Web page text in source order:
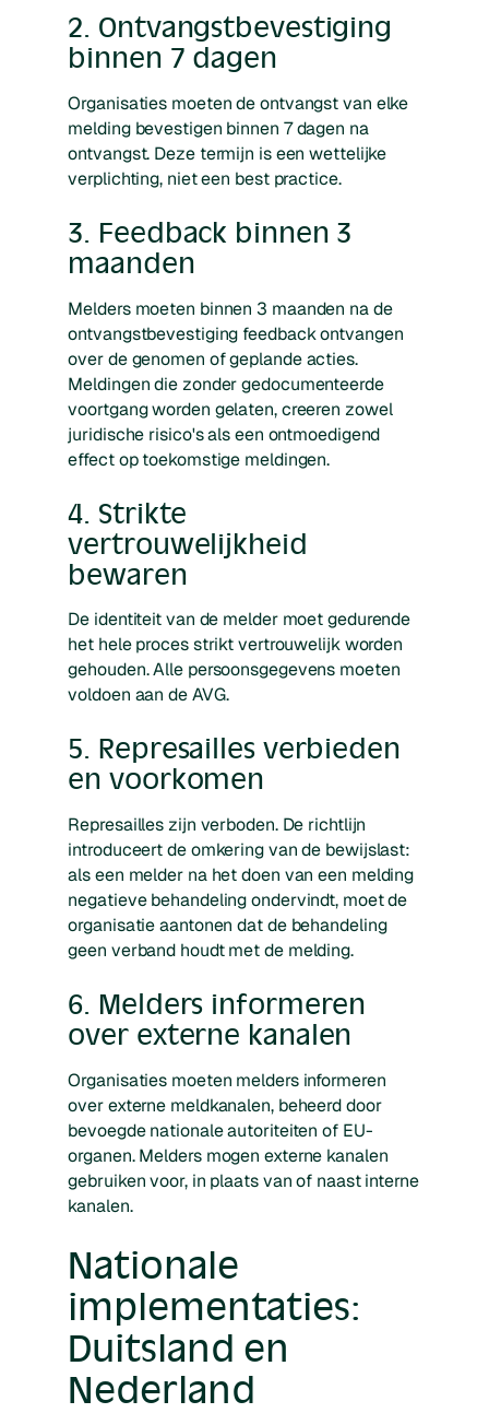
2. Ontvangstbevestiging
binnen 7 dagen
Organisaties moeten de ontvangst van elke
melding bevestigen binnen 7 dagen na
ontvangst. Deze termijn is een wettelijke
verplichting, niet een best practice.
3. Feedback binnen 3
maanden
Melders moeten binnen 3 maanden na de
ontvangstbevestiging feedback ontvangen
over de genomen of geplande acties.
Meldingen die zonder gedocumenteerde
voortgang worden gelaten, creeren zowel
juridische risico's als een ontmoedigend
effect op toekomstige meldingen.
4. Strikte
vertrouwelijkheid
bewaren
De identiteit van de melder moet gedurende
het hele proces strikt vertrouwelijk worden
gehouden. Alle persoonsgegevens moeten
voldoen aan de AVG.
5. Represailles verbieden
en voorkomen
Represailles zijn verboden. De richtlijn
introduceert de omkering van de bewijslast:
als een melder na het doen van een melding
negatieve behandeling ondervindt, moet de
organisatie aantonen dat de behandeling
geen verband houdt met de melding.
6. Melders informeren
over externe kanalen
Organisaties moeten melders informeren
over externe meldkanalen, beheerd door
bevoegde nationale autoriteiten of EU-
organen. Melders mogen externe kanalen
gebruiken voor, in plaats van of naast interne
kanalen.
Nationale
implementaties:
Duitsland en
Nederland